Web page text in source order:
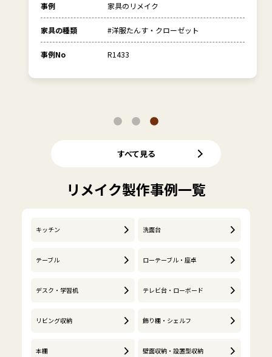
事例 家具のリメイク
家具の種類 #洋服たんす・クローゼット
事例No R1433
すべて見る
リメイク製作事例一覧
キッチン 洗面台
テーブル ローテーブル・座卓
デスク・学習机 テレビ台・ローボード
リビング収納 飾り棚・シェルフ
本棚 壁面収納・設置型収納